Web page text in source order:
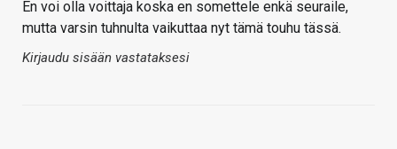
En voi olla voittaja koska en somettele enkä seuraile,
mutta varsin tuhnulta vaikuttaa nyt tämä touhu tässä.
Kirjaudu sisään vastataksesi